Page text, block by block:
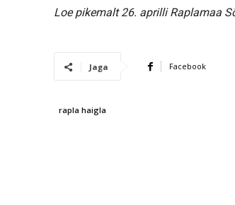
Loe pikemalt 26. aprilli Raplamaa
Jaga Facebook
rapla haigla